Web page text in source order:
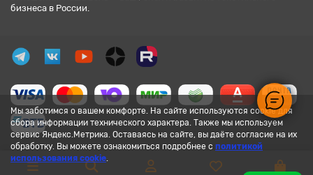
Мы заботимся о вашем комфорте. На сайте используются cookie для
сбора информации технического характера. Также мы используем
сервис Яндекс.Метрика. Оставаясь на сайте, вы даёте согласие на их
обработку. Вы можете ознакомиться подробнее с политикой
использования cookie.
бизнеса в России.